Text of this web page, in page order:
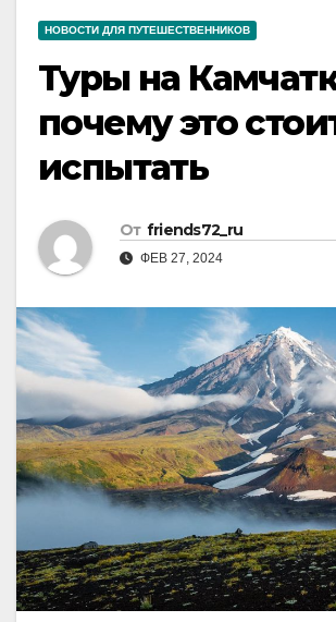
НОВОСТИ ДЛЯ ПУТЕШЕСТВЕННИКОВ
Туры на
почему это
испытать
От friends72_ru
ФЕВ 27, 2024